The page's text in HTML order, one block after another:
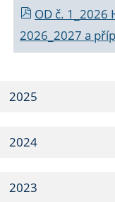
OD č.
2026_2027 a
2025
2024
2023